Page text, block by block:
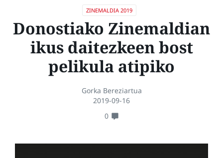
ZINEMALDIA 2019
Donostiako Zinemaldian
ikus daitezkeen bost
pelikula atipiko
Gorka Bereziartua
2019-09-16
0